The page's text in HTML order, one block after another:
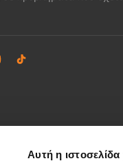
Αυτή η